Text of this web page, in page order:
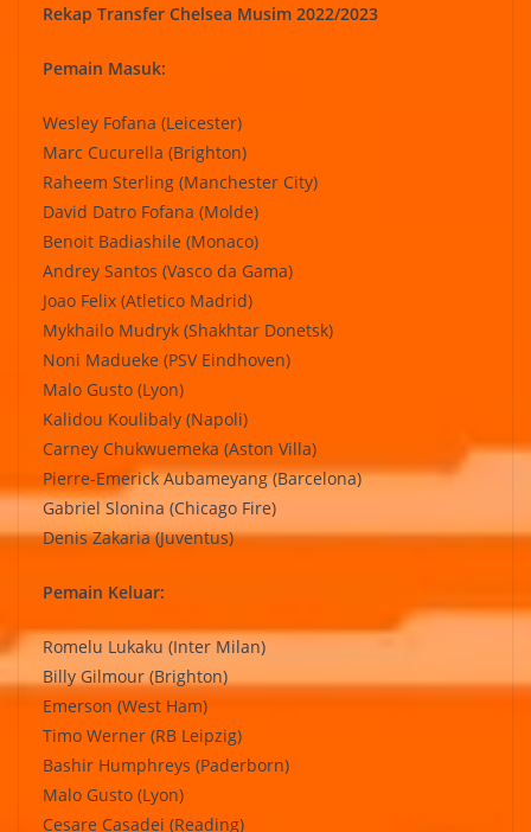
Rekap Transfer Chelsea Musim 2022/2023
Pemain Masuk:
Wesley Fofana (Leicester)
Marc Cucurella (Brighton)
Raheem Sterling (Manchester City)
David Datro Fofana (Molde)
Benoit Badiashile (Monaco)
Andrey Santos (Vasco da Gama)
Joao Felix (Atletico Madrid)
Mykhailo Mudryk (Shakhtar Donetsk)
Noni Madueke (PSV Eindhoven)
Malo Gusto (Lyon)
Kalidou Koulibaly (Napoli)
Carney Chukwuemeka (Aston Villa)
Pierre-Emerick Aubameyang (Barcelona)
Gabriel Slonina (Chicago Fire)
Denis Zakaria (Juventus)
Pemain Keluar:
Romelu Lukaku (Inter Milan)
Billy Gilmour (Brighton)
Emerson (West Ham)
Timo Werner (RB Leipzig)
Bashir Humphreys (Paderborn)
Malo Gusto (Lyon)
Cesare Casadei (Reading)